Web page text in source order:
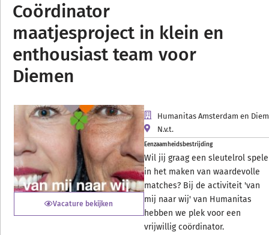
Coördinator
maatjesproject in klein en
enthousiast team voor
Diemen
Vacature bekijken
Humanitas Amsterdam en
N.v.t.
Eenzaamheidsbestrijding
Wil jij graag een sleutelrol
in het maken van waardevolle
matches? Bij de activiteit 'van
mij naar wij' van Humanitas
hebben we plek voor een
vrijwillig coördinator.